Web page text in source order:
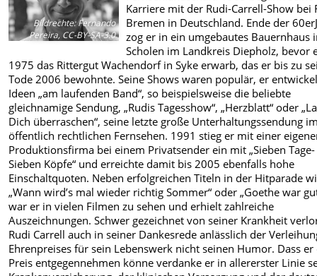
Bildrechte:Fernando
Pereira, CC-BY-SA-3.0
Karriere mit der Rudi-Carrell-Show bei
Bremen in Deutschland. Ende der
zog er in ein umgebautes Bauernhaus
Scholen im Landkreis Diepholz, bevor
1975 das Rittergut Wachendorf in Syke erwarb, das er bis zu
Tode 2006 bewohnte. Seine Shows waren populär, er
Ideen „am laufenden Band“, so beispielsweise die beliebte
gleichnamige Sendung, „Rudis Tagesshow“, „Herzblatt“ oder
Dich überraschen“, seine letzte große Unterhaltungssendung
öffentlich rechtlichen Fernsehen. 1991 stieg er mit einer
Produktionsfirma bei einem Privatsender ein mit „Sieben Tage-
Sieben Köpfe“ und erreichte damit bis 2005 ebenfalls hohe
Einschaltquoten. Neben erfolgreichen Titeln in der Hitparade
„Wann wird’s mal wieder richtig Sommer“ oder „Goethe war
war er in vielen Filmen zu sehen und erhielt zahlreiche
Auszeichnungen. Schwer gezeichnet von seiner Krankheit
Rudi Carrell auch in seiner Dankesrede anlässlich der
Ehrenpreises für sein Lebenswerk nicht seinen Humor. Dass er
Preis entgegennehmen könne verdanke er in allererster Linie